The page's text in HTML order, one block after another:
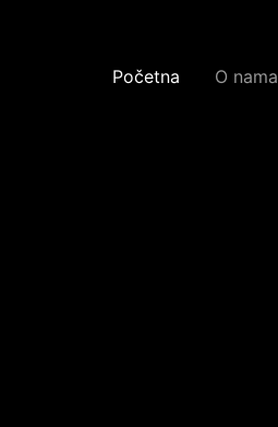
Početna O nama